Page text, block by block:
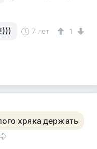
7 лет 1
хряка держать